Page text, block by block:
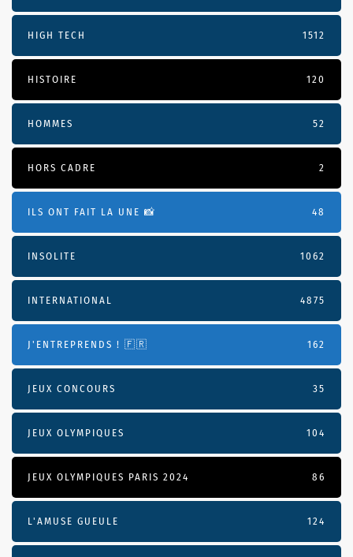
HIGH TECH 1512
HISTOIRE 120
HOMMES 52
HORS CADRE 2
ILS ONT FAIT LA UNE 📸 48
INSOLITE 1062
INTERNATIONAL 4875
J'ENTREPRENDS ! 🇫🇷 162
JEUX CONCOURS 35
JEUX OLYMPIQUES 104
JEUX OLYMPIQUES PARIS 2024 86
L'AMUSE GUEULE 124